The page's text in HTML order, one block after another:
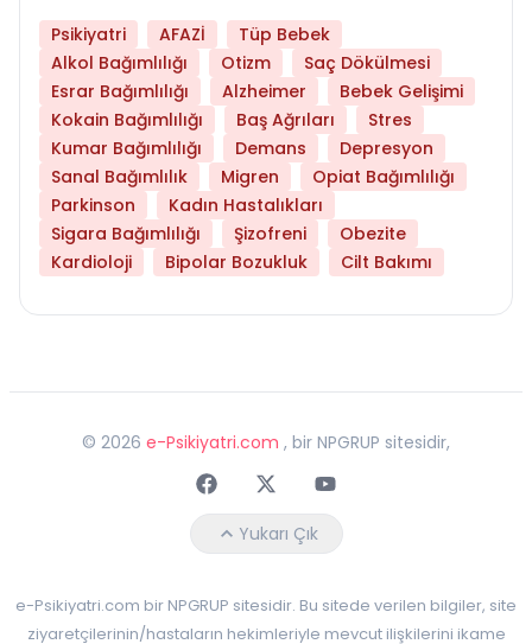
Psikiyatri AFAZİ
Tüp Bebek
Alkol Bağımlılığı
Otizm
Saç Dökülmesi
Esrar Bağımlılığı
Alzheimer
Bebek Gelişimi
Kokain Bağımlılığı
Baş Ağrıları
Stres
Kumar Bağımlılığı
Demans
Depresyon
Sanal Bağımlılık
Migren
Opiat Bağımlılığı
Parkinson
Kadın Hastalıkları
Sigara Bağımlılığı
Şizofreni
Obezite
Kardioloji
Bipolar Bozukluk Cilt Bakımı
© 2026 e-Psikiyatri.com , bir NPGRUP sitesidir,
FaceebokTwitterYoutube
Yukarı Çık
e-Psikiyatri.com bir NPGRUP sitesidir. Bu sitede verilen bilgiler, site
ziyaretçilerinin/hastaların hekimleriyle mevcut ilişkilerini ikame